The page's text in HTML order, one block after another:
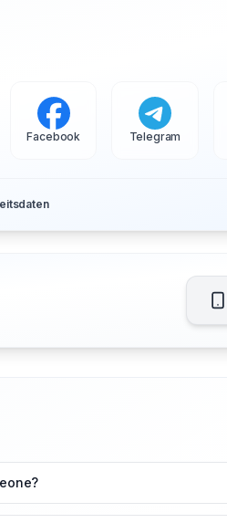
Facebook Telegram